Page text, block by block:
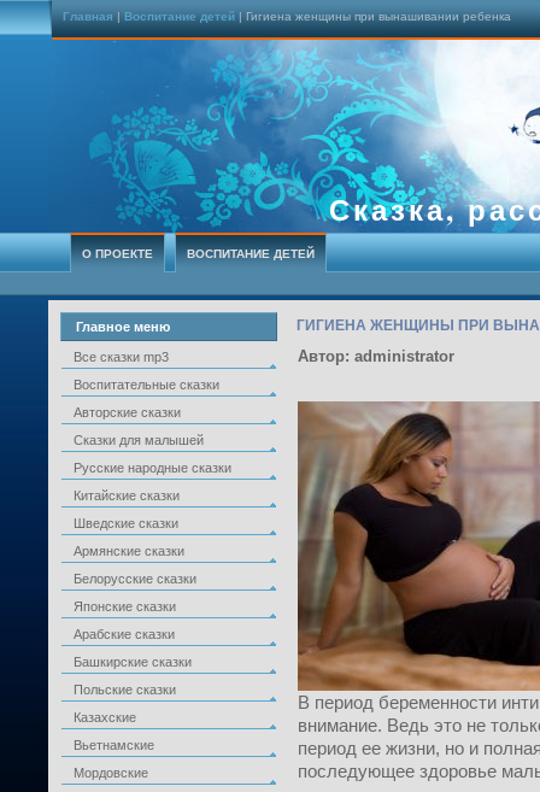
Главная | Воспитание детей | Гигиена женщины при вынашивании ребенка
Сказка,
О ПРОЕКТЕ ВОСПИТАНИЕ ДЕТЕЙ
Главное меню
Все сказки mp3
Воспитательные сказки
Авторские сказки
Сказки для малышей
Русские народные сказки
Китайские сказки
Шведские сказки
Армянские сказки
Белорусские сказки
Японские сказки
Арабские сказки
Башкирские сказки
Польские сказки
Казахские
Вьетнамские
Мордовские
ГИГИЕНА ЖЕНЩИНЫ ПРИ
Автор: administrator
В период беременности
внимание. Ведь это не
период ее жизни, но и
последующее здоровье